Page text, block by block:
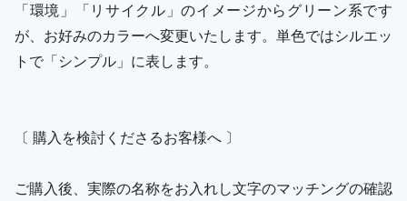
「環境」「リサイクル」のイメージからグリーン系です
が、お好みのカラーへ変更いたします。単色ではシルエッ
トで「シンプル」に表します。
〔 購入を検討くださるお客様へ 〕
ご購入後、実際の名称をお入れし文字のマッチングの確認